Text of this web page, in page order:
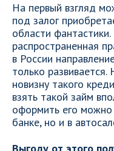
На первый взгляд
под залог
области
распространенная
в России
только
новизну такого
взять такой займ
оформить его можно
банке, но и в